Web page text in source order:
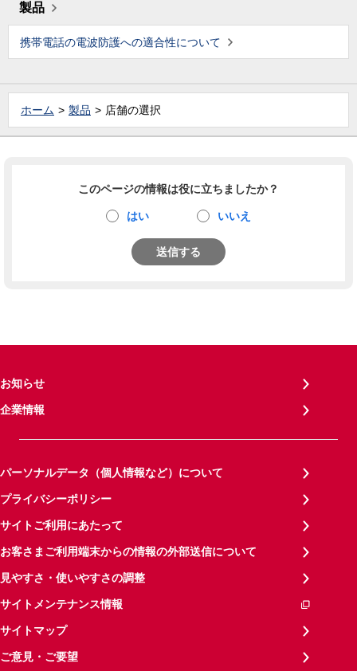
製品
携帯電話の電波防護への適合性について
ホーム 製品 店舗の選択
このページの情報は役に立ちましたか？
はい いいえ
送信する
お知らせ
企業情報
パーソナルデータ（個人情報など）について
プライバシーポリシー
サイトご利用にあたって
お客さまご利用端末からの情報の外部送信について
見やすさ・使いやすさの調整
サイトメンテナンス情報
サイトマップ
ご意見・ご要望